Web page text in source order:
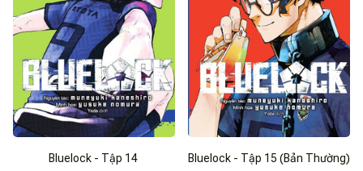
Bluelock - Tập 14
Bluelock - Tập 15 (Bản Thường)